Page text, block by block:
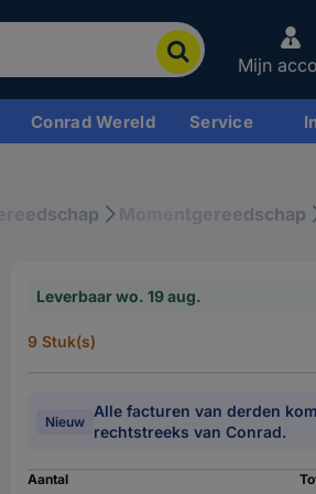
Mijn
Conrad Wereld Service
Momentgereedschap
Leverbaar wo. 19 aug.
9 Stuk(s)
Nieuw
Alle facturen van derden
rechtstreeks van Conrad.
Aantal